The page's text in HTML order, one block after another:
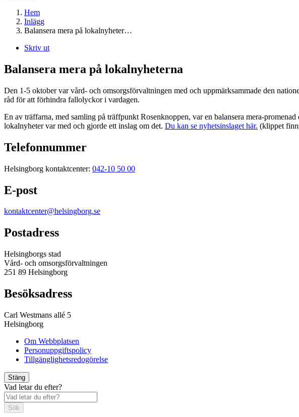
Hem
Inlägg
Balansera mera på lokalnyheter…
Skriv ut
Balansera mera på lokalnyheterna
Den 1-5 oktober var vård- och omsorgsförvaltningen med och uppmärksammade den
råd för att förhindra fallolyckor i vardagen.
En av träffarna, med samling på träffpunkt Rosenknoppen, var en balansera mera-
lokalnyheter var med och gjorde ett inslag om det. Du kan se nyhetsinslaget här. (klippet
Telefonnummer
Helsingborg kontaktcenter: 042-10 50 00
E-post
kontaktcenter@helsingborg.se
Postadress
Helsingborgs stad
Vård- och omsorgsförvaltningen
251 89 Helsingborg
Besöksadress
Carl Westmans allé 5
Helsingborg
Om Webbplatsen
Personuppgiftspolicy
Tillgänglighetsredogörelse
Stäng
Vad letar du efter?
Sök